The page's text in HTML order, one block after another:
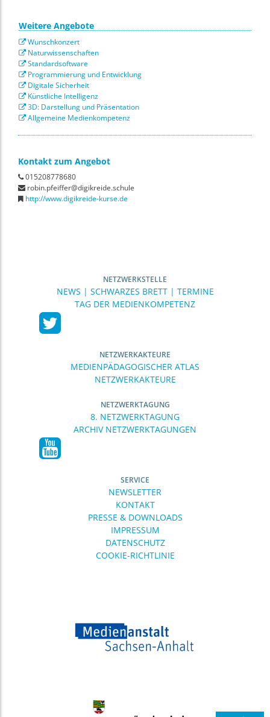
Weitere Angebote
Wunschkonzert
Naturwissenschaften
Standardsoftware
Programmierung und Entwicklung
Digitale Sicherheit
Künstliche Intelligenz
3D: Darstellung und Präsentation
Allgemeine Medienkompetenz
Kontakt zum Angebot
015208778680
robin.pfeiffer@digikreide.schule
http://www.digikreide-kurse.de
NETZWERKSTELLE
NEWS | SCHWARZES BRETT | TERMINE
TAG DER MEDIENKOMPETENZ
NETZWERKAKTEURE
MEDIENPÄDAGOGISCHER ATLAS
NETZWERKAKTEURE
NETZWERKTAGUNG
8. NETZWERKTAGUNG
ARCHIV NETZWERKTAGUNGEN
SERVICE
NEWSLETTER
KONTAKT
PRESSE & DOWNLOADS
IMPRESSUM
DATENSCHUTZ
COOKIE-RICHTLINIE